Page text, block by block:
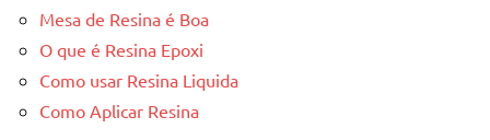
Mesa de Resina é Boa
O que é Resina Epoxi
Como usar Resina Liquida
Como Aplicar Resina